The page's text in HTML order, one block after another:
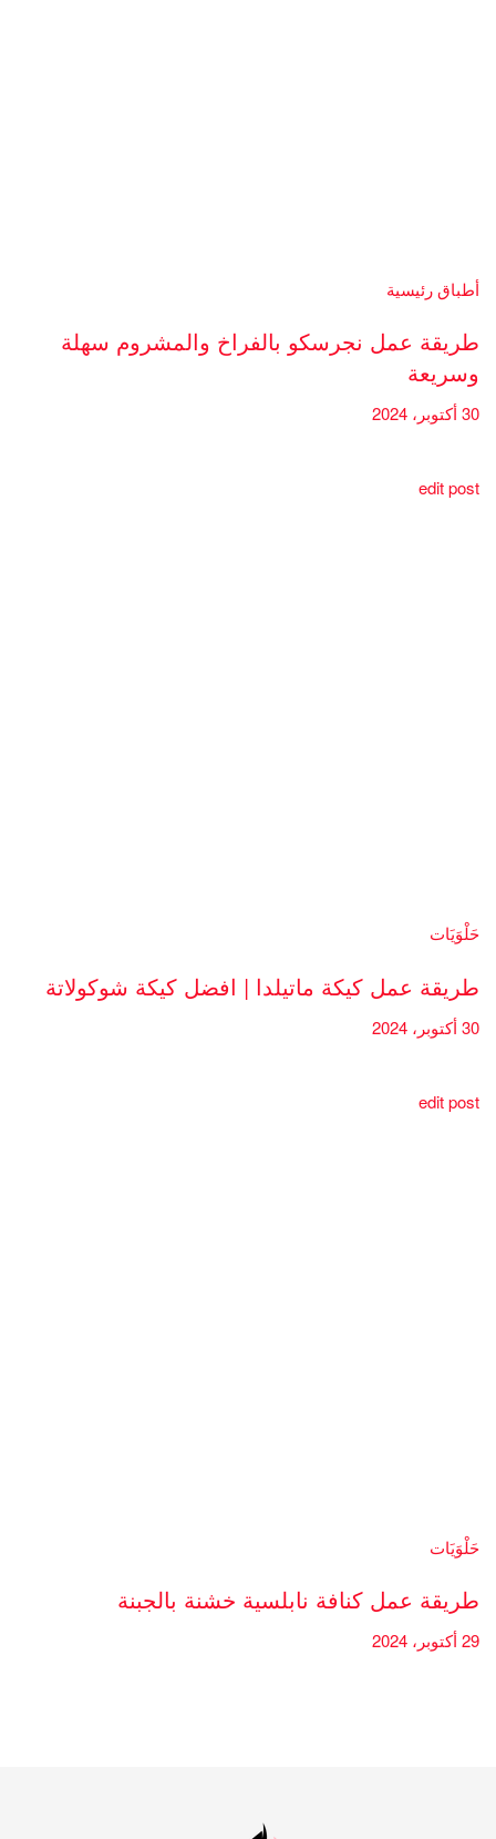
أطباق رئيسية
طريقة عمل نجرسكو بالفراخ والمشروم سهلة
وسريعة
30 أكتوبر، 2024
edit post
حَلْوَيَات
طريقة عمل كيكة ماتيلدا | افضل كيكة شوكولاتة
30 أكتوبر، 2024
edit post
حَلْوَيَات
طريقة عمل كنافة نابلسية خشنة بالجبنة
29 أكتوبر، 2024